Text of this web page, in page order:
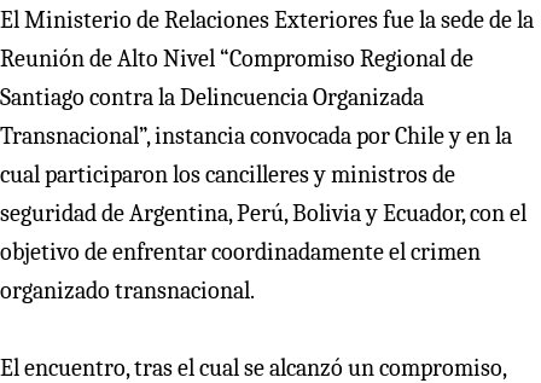
El Ministerio de Relaciones Exteriores fue la sede de la
Reunión de Alto Nivel “Compromiso Regional de
Santiago contra la Delincuencia Organizada
Transnacional”, instancia convocada por Chile y en la
cual participaron los cancilleres y ministros de
seguridad de Argentina, Perú, Bolivia y Ecuador, con el
objetivo de enfrentar coordinadamente el crimen
organizado transnacional.
El encuentro, tras el cual se alcanzó un compromiso,